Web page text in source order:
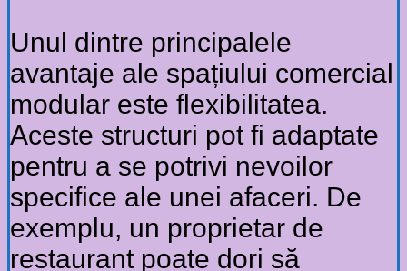
Unul dintre principalele
avantaje ale spațiului comercial
modular este flexibilitatea.
Aceste structuri pot fi adaptate
pentru a se potrivi nevoilor
specifice ale unei afaceri. De
exemplu, un proprietar de
restaurant poate dori să